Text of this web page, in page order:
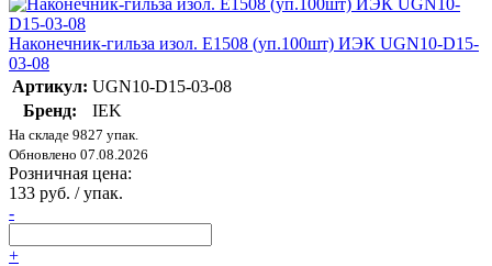
Наконечник-гильза изол. Е1508 (уп.100шт) ИЭК UGN10-D15-
03-08
Артикул: UGN10-D15-03-08
Бренд:
IEK
На складе 9827 упак.
Обновлено 07.08.2026
Розничная цена:
133 руб. / упак.
-
+